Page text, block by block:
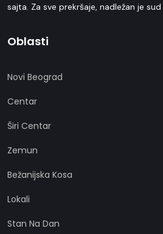
sajta. Za sve prekršaje, nadležan je
Oblasti
Novi Beograd
Centar
Širi Centar
Zemun
Bežanijska Kosa
Lokali
Stan Na Dan